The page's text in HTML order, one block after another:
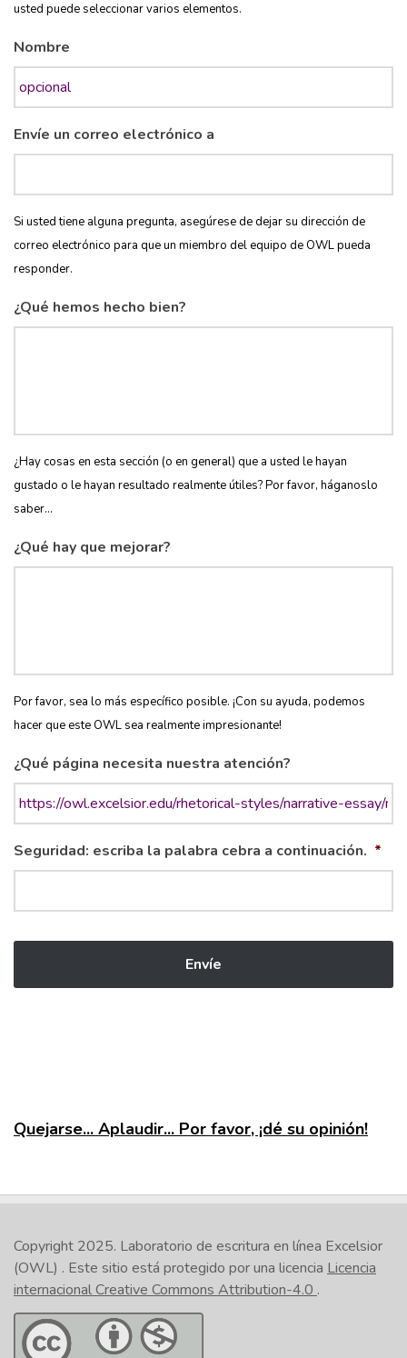
usted puede seleccionar varios elementos.
Nombre
Envíe un correo electrónico a
Si usted tiene alguna pregunta, asegúrese de dejar su dirección de
correo electrónico para que un miembro del equipo de OWL pueda
responder.
¿Qué hemos hecho bien?
¿Hay cosas en esta sección (o en general) que a usted le hayan
gustado o le hayan resultado realmente útiles? Por favor, háganoslo
saber...
¿Qué hay que mejorar?
Por favor, sea lo más específico posible. ¡Con su ayuda, podemos
hacer que este OWL sea realmente impresionante!
¿Qué página necesita nuestra atención?
Seguridad: escriba la palabra cebra a continuación. *
Quejarse... Aplaudir... Por favor, ¡dé su opinión!
Copyright 2025. Laboratorio de escritura en línea Excelsior
(OWL) . Este sitio está protegido por una licencia Licencia
internacional Creative Commons Attribution-4.0 .